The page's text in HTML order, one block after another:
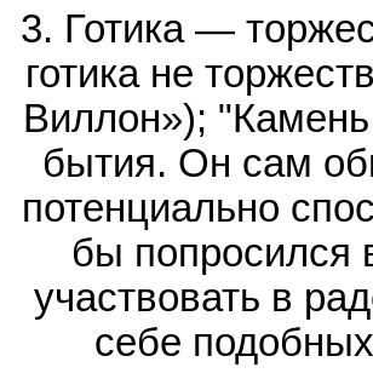
3. Готика —
готика не
Виллон»);
бытия. Он сам
потенциально
бы попросился
участвовать в
себе